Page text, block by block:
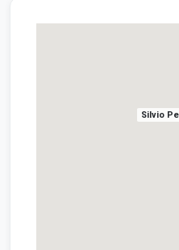
Silvio